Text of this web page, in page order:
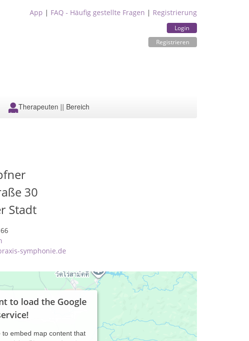
App | FAQ - Häufig gestellte Fragen | Registrierung
Login
Registrieren
Therapeuten || Bereich
30
Stadt
symphonie.de
to load the Google
embed map content that